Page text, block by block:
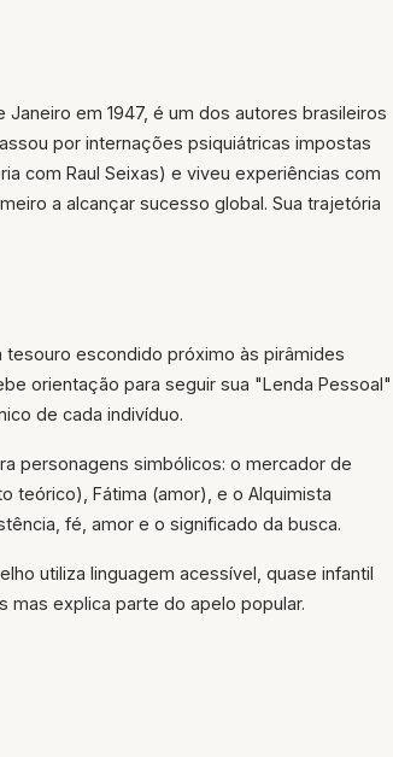
em 1947, é um dos autores brasileiros
por internações psiquiátricas impostas
com Raul Seixas) e viveu experiências com
a alcançar sucesso global. Sua trajetória
escondido próximo às pirâmides
orientação para seguir sua "Lenda Pessoal"
de cada indivíduo.
personagens simbólicos: o mercador de
teórico), Fátima (amor), e o Alquimista
fé, amor e o significado da busca.
utiliza linguagem acessível, quase infantil
explica parte do apelo popular.